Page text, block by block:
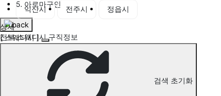
5. 아로마구인
전북 스웨디시 구직정보
익산시 전주시
정읍시
상세
[ 스웨디시 ]
검색 초기화